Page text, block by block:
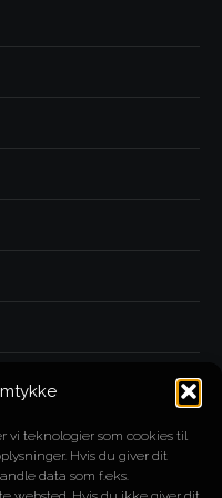
vi teknologier som cookies til
Hvis du giver dit
data som f.eks.